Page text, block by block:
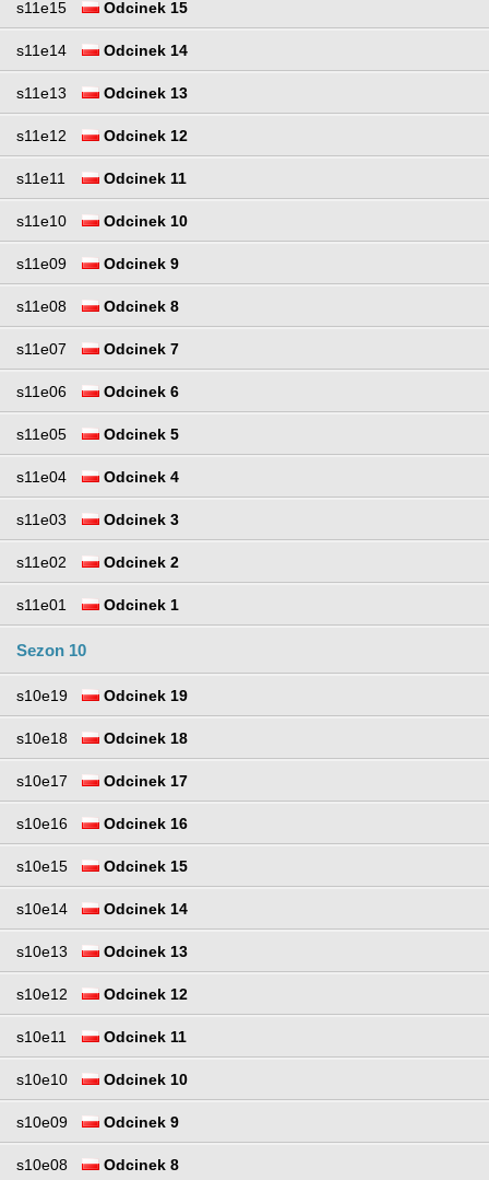
s11e15 Odcinek 15
s11e14 Odcinek 14
s11e13 Odcinek 13
s11e12 Odcinek 12
s11e11 Odcinek 11
s11e10 Odcinek 10
s11e09 Odcinek 9
s11e08 Odcinek 8
s11e07 Odcinek 7
s11e06 Odcinek 6
s11e05 Odcinek 5
s11e04 Odcinek 4
s11e03 Odcinek 3
s11e02 Odcinek 2
s11e01 Odcinek 1
Sezon 10
s10e19 Odcinek 19
s10e18 Odcinek 18
s10e17 Odcinek 17
s10e16 Odcinek 16
s10e15 Odcinek 15
s10e14 Odcinek 14
s10e13 Odcinek 13
s10e12 Odcinek 12
s10e11 Odcinek 11
s10e10 Odcinek 10
s10e09 Odcinek 9
s10e08 Odcinek 8